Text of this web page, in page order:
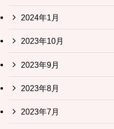
2024年1月
2023年10月
2023年9月
2023年8月
2023年7月